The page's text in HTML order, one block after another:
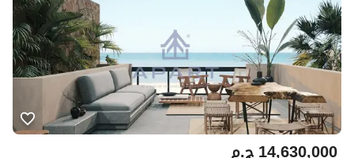
ج.م14,630,000